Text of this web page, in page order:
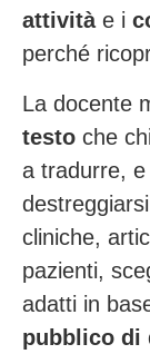
attivitàe i
perché
La docente
testo che
a tradurre,
cliniche,
pazienti,
adatti in
pubblico di